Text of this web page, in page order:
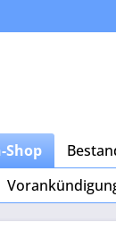
Shop